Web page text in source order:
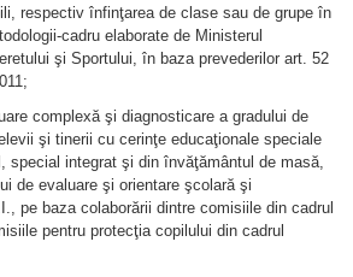
respectiv înfinţarea de clase sau de grupe în
cadru elaborate de Ministerul
şi Sportului, în baza prevederilor art. 52
complexă şi diagnosticare a gradului de
şi tinerii cu cerinţe educaţionale speciale
special integrat şi din învăţământul de masă,
de evaluare şi orientare şcolară şi
pe baza colaborării dintre comisiile din cadrul
pentru protecţia copilului din cadrul